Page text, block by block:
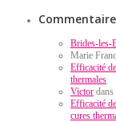
Brides-les-
Marie
Efficacité
thermales
Victor dans
Efficacité
cures